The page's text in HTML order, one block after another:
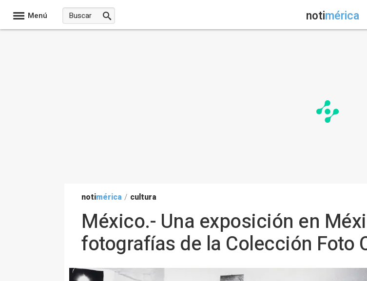
Menú notimérica
notimérica / cultura
México.- Una exposición en
fotografías de la Colección Foto